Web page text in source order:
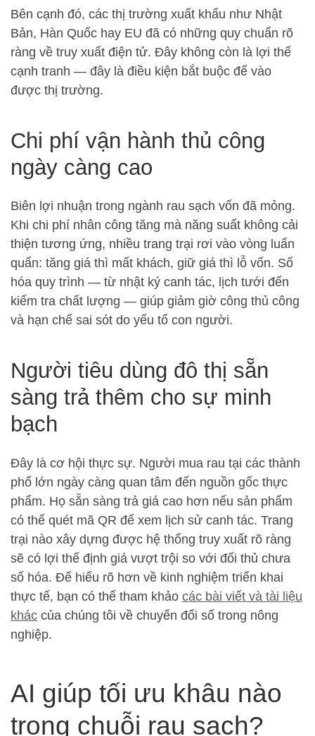
Bên cạnh đó, các thị trường xuất khẩu như Nhật
Bản, Hàn Quốc hay EU đã có những quy chuẩn rõ
ràng về truy xuất điện tử. Đây không còn là lợi thế
cạnh tranh — đây là điều kiện bắt buộc để vào
được thị trường.
Chi phí vận hành thủ công
ngày càng cao
Biên lợi nhuận trong ngành rau sạch vốn đã mỏng.
Khi chi phí nhân công tăng mà năng suất không cải
thiện tương ứng, nhiều trang trại rơi vào vòng luẩn
quẩn: tăng giá thì mất khách, giữ giá thì lỗ vốn. Số
hóa quy trình — từ nhật ký canh tác, lịch tưới đến
kiểm tra chất lượng — giúp giảm giờ công thủ công
và hạn chế sai sót do yếu tố con người.
Người tiêu dùng đô thị sẵn
sàng trả thêm cho sự minh
bạch
Đây là cơ hội thực sự. Người mua rau tại các thành
phố lớn ngày càng quan tâm đến nguồn gốc thực
phẩm. Họ sẵn sàng trả giá cao hơn nếu sản phẩm
có thể quét mã QR để xem lịch sử canh tác. Trang
trại nào xây dựng được hệ thống truy xuất rõ ràng
sẽ có lợi thế định giá vượt trội so với đối thủ chưa
số hóa. Để hiểu rõ hơn về kinh nghiệm triển khai
thực tế, bạn có thể tham khảo các bài viết và tài liệu
khác của chúng tôi về chuyển đổi số trong nông
nghiệp.
AI giúp tối ưu khâu nào
trong chuỗi rau sạch?